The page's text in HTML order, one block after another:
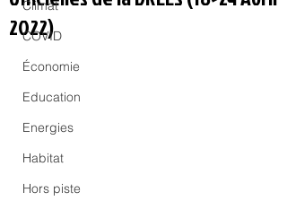
Climat
COVID
Économie
Education
Energies
Habitat
Hors piste
2022)